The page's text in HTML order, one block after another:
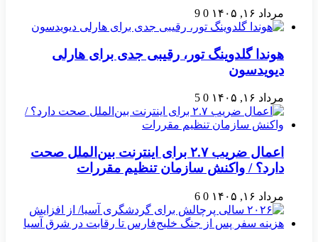
مرداد ۱۶, ۱۴۰۵ 0
9
هوندا گلدوینگ تور، رقیبی جدی برای هارلی
دیویدسون
مرداد ۱۶, ۱۴۰۵ 0
5
اعمال ضریب ۲.۷ برای اینترنت بین‌الملل صحت
دارد؟ / واکنش سازمان تنظیم مقررات
مرداد ۱۶, ۱۴۰۵ 0
6